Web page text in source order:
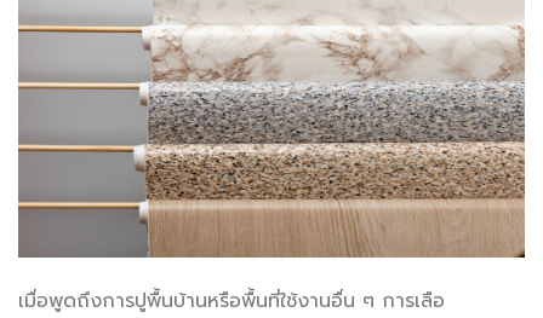
เมื่อพูดถึงการปูพื้นบ้านหรือพื้นที่ใช้งานอื่น ๆ การเลือ